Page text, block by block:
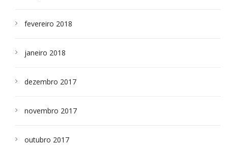
fevereiro 2018
janeiro 2018
dezembro 2017
novembro 2017
outubro 2017